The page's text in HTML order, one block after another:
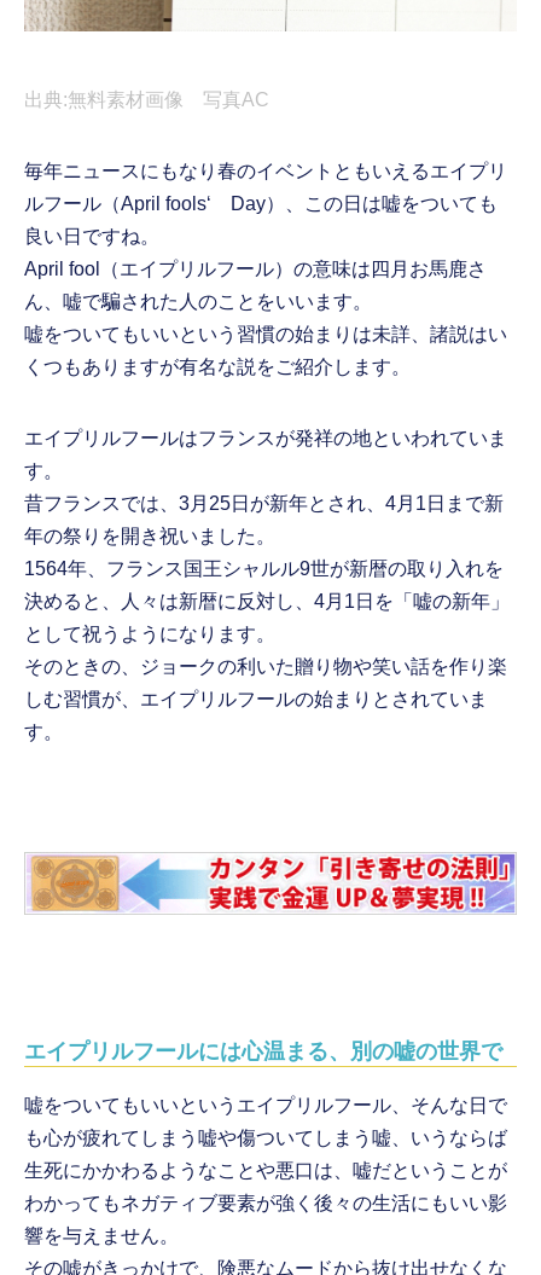
出典:無料素材画像 写真AC
毎年ニュースにもなり春のイベントともいえるエイプリ
ルフール（April fools‘ Day）、この日は嘘をついても
良い日ですね。
April fool（エイプリルフール）の意味は四月お馬鹿さ
ん、嘘で騙された人のことをいいます。
嘘をついてもいいという習慣の始まりは未詳、諸説はい
くつもありますが有名な説をご紹介します。
エイプリルフールはフランスが発祥の地といわれていま
す。
昔フランスでは、3月25日が新年とされ、4月1日まで新
年の祭りを開き祝いました。
1564年、フランス国王シャルル9世が新暦の取り入れを
決めると、人々は新暦に反対し、4月1日を「嘘の新年」
として祝うようになります。
そのときの、ジョークの利いた贈り物や笑い話を作り楽
しむ習慣が、エイプリルフールの始まりとされていま
す。
エイプリルフールには心温まる、別の嘘の世界で
嘘をついてもいいというエイプリルフール、そんな日で
も心が疲れてしまう嘘や傷ついてしまう嘘、いうならば
生死にかかわるようなことや悪口は、嘘だということが
わかってもネガティブ要素が強く後々の生活にもいい影
響を与えません。
その嘘がきっかけで、険悪なムードから抜け出せなくな